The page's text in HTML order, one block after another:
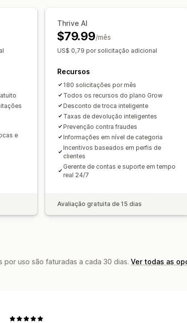
Notificações por SMS
Gestão de devoluções
Listas de bloqueio do cliente
Sincronização de pedidos
Acompanhamento
Página de rastreamento com a marca
Atualizações de pedidos Análises de frete
e
Thrive AI
$79.99/mês
US$ 0,79 por solicitação adicional
Recursos
180 solicitações por mês
Todos os recursos do plano Grow
Desconto de troca inteligente
Taxas de devolução inteligentes
Prevenção contra fraudes
Informações em nível de categoria
Incentivos baseados em perfis de
clientes
Gerente de contas e suporte em tempo
real 24/7
Avaliação gratuita de 15 dias
por uso são faturadas a cada 30 dias. Ver todas as